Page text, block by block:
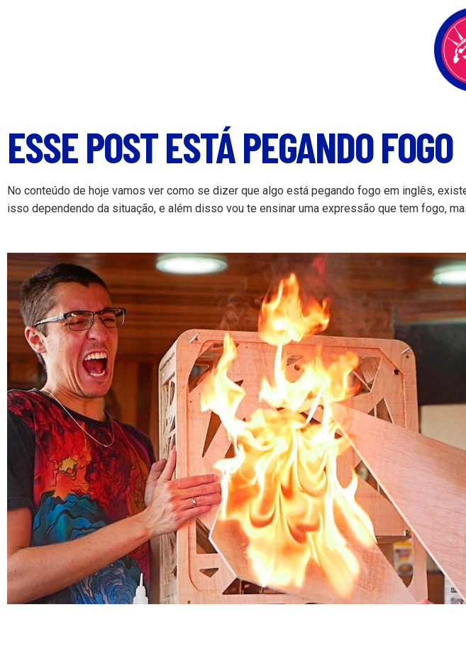
ESSE POST ESTÁ PEGANDO FOGO
No conteúdo de hoje vamos ver como se dizer que algo está pegando fogo em inglês,
isso dependendo da situação, e além disso vou te ensinar uma expressão que tem fogo,